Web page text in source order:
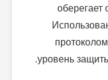
уровень